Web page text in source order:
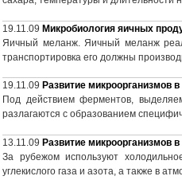
19.11.09 Микробиология яичных
Яичный меланж. Яичный меланж
транспортировка его должны
19.11.09 Развитие микроорганизмов
Под действием ферментов,
разлагаются с образованием
13.11.09 Развитие микроорганизмов
За рубежом используют
углекислого газа и азота, а также в